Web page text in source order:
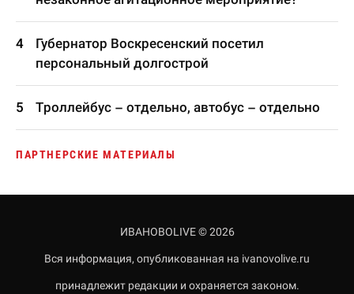
Губернатор Воскресенский посетил
персональный долгострой
Троллейбус – отдельно, автобус – отдельно
ПАРТНЕРСКИЕ МАТЕРИАЛЫ
ИВАНОВОLIVE © 2026
Вся информация, опубликованная на ivanovolive.ru
принадлежит редакции и охраняется законом.